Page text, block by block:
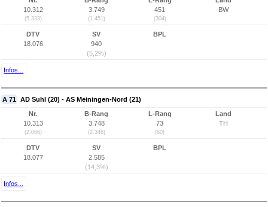
10.312
(5.333)
3.749
(1.451)
451
(304)
BW
DTV
18.076
SV
940
(5,2%)
BPL
Infos...
A 71 AD Suhl (20) - AS Meiningen-Nord (21)
Nr.
10.313
(2.066)
B-Rang
3.748
(2.346)
L-Rang
73
(60)
Land
TH
DTV
18.077
SV
2.585
(14,3%)
BPL
Infos...